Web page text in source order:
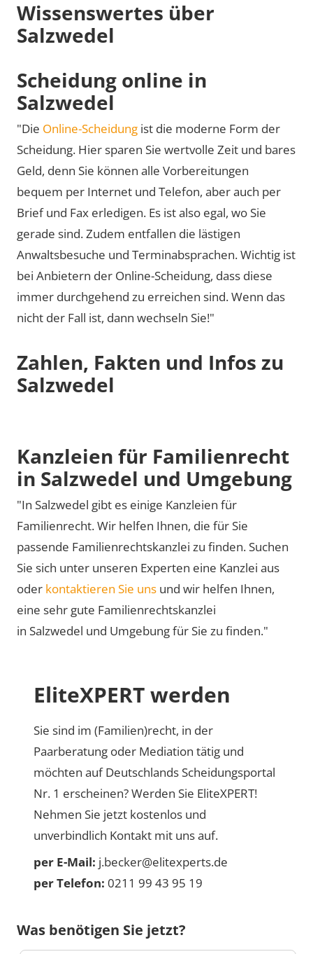
Wissenswertes über
Salzwedel
Scheidung online in
Salzwedel
"Die Online-Scheidung ist die moderne Form der
Scheidung. Hier sparen Sie wertvolle Zeit und bares
Geld, denn Sie können alle Vorbereitungen
bequem per Internet und Telefon, aber auch per
Brief und Fax erledigen. Es ist also egal, wo Sie
gerade sind. Zudem entfallen die lästigen
Anwaltsbesuche und Terminabsprachen. Wichtig ist
bei Anbietern der Online-Scheidung, dass diese
immer durchgehend zu erreichen sind. Wenn das
nicht der Fall ist, dann wechseln Sie!"
Zahlen, Fakten und Infos zu
Salzwedel
Kanzleien für Familienrecht
in Salzwedel und Umgebung
"In Salzwedel gibt es einige Kanzleien für
Familienrecht. Wir helfen Ihnen, die für Sie
passende Familienrechtskanzlei zu finden. Suchen
Sie sich unter unseren Experten eine Kanzlei aus
oder kontaktieren Sie uns und wir helfen Ihnen,
eine sehr gute Familienrechtskanzlei
in Salzwedel und Umgebung für Sie zu finden."
EliteXPERT werden
Sie sind im (Familien)recht, in der
Paarberatung oder Mediation tätig und
möchten auf Deutschlands Scheidungsportal
Nr. 1 erscheinen? Werden Sie EliteXPERT!
Nehmen Sie jetzt kostenlos und
unverbindlich Kontakt mit uns auf.
per E-Mail: j.becker@elitexperts.de
per Telefon: 0211 99 43 95 19
Was benötigen Sie jetzt?